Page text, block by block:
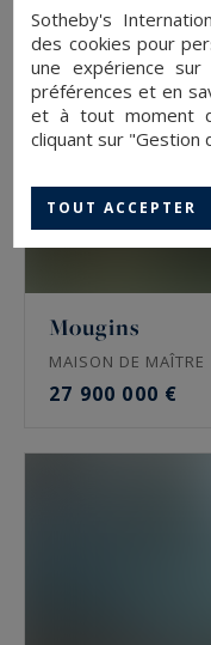
Mougins
MAISON DE MAÎTRE
27 900 000 €
Sotheby's
des cookies pour
une expérience
préférences et en
et à tout moment
cliquant sur "Gestion
TOUT ACCEPTER